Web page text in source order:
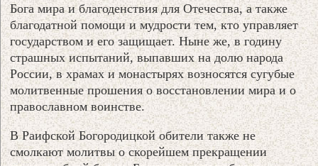
Бога мира и благоденствия для Отечества, а также
благодатной помощи и мудрости тем, кто управляет
государством и его защищает. Ныне же, в годину
страшных испытаний, выпавших на долю народа
России, в храмах и монастырях возносятся сугубые
молитвенные прошения о восстановлении мира и о
православном воинстве.
В Раифской Богородицкой обители также не
смолкают молитвы о скорейшем прекращении